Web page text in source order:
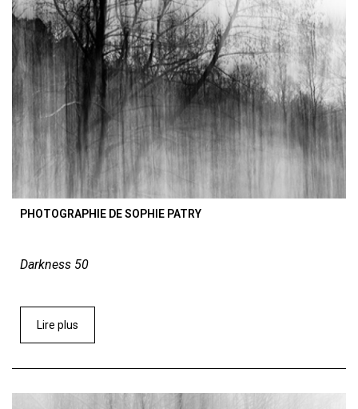
PHOTOGRAPHIE DE SOPHIE PATRY
Darkness 50
Lire plus